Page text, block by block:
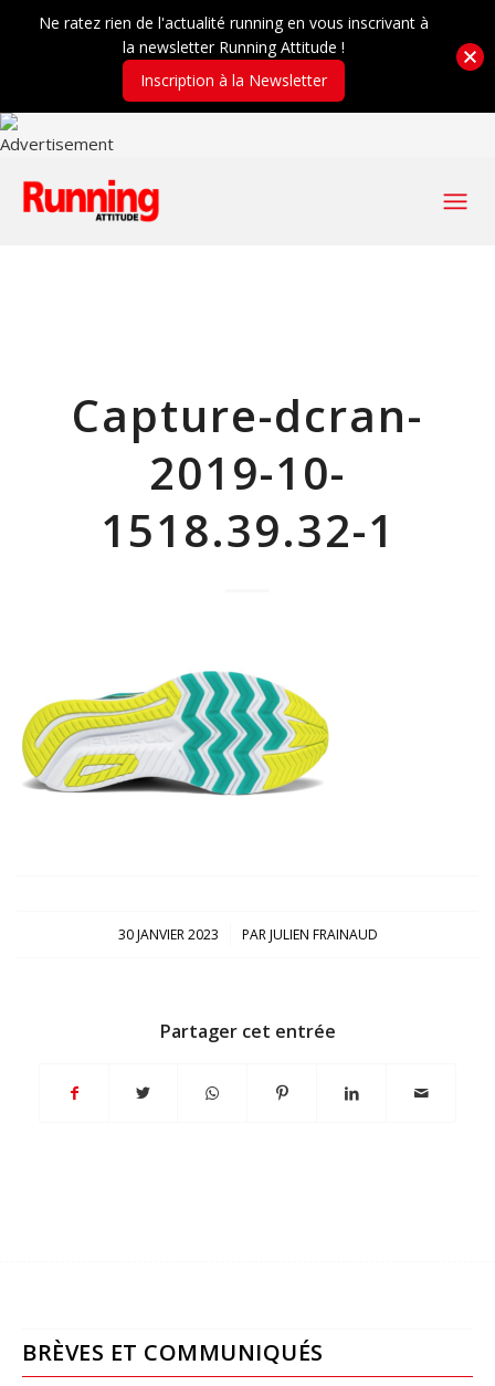
Capture-dcran-
2019-10-
1518.39.32-1
30 JANVIER 2023
/ PARJULIEN FRAINAUD
Partager cet entrée
BRÈVES ET COMMUNIQUÉS
Ne ratez rien de l'actualité running en vous inscrivant à
la newsletter Running Attitude !
Inscription à la Newsletter